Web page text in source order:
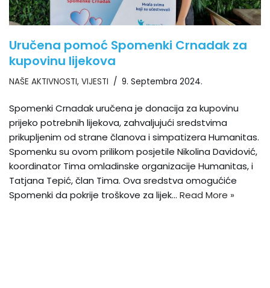
Uručena pomoć Spomenki Crnadak za
kupovinu lijekova
NAŠE AKTIVNOSTI, VIJESTI 9. Septembra 2024.
Spomenki Crnadak uručena je donacija za kupovinu
prijeko potrebnih lijekova, zahvaljujući sredstvima
prikupljenim od strane članova i simpatizera Humanitas.
Spomenku su ovom prilikom posjetile Nikolina Davidović,
koordinator Tima omladinske organizacije Humanitas, i
Tatjana Tepić, član Tima. Ova sredstva omogućiće
Spomenki da pokrije troškove za lijek… Read More »